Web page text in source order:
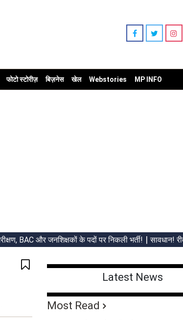
फोटो स्टोरीज़ बिज़नेस खेल Webstories MP INFO
Latest News
Most Read